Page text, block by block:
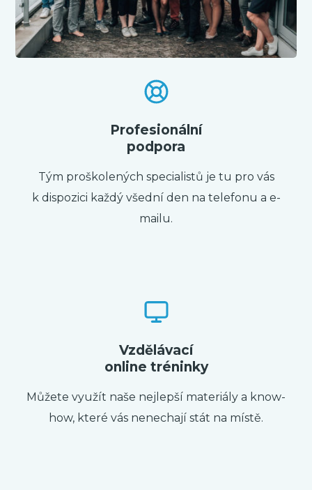
Profesionální
podpora
Tým proškolených specialistů je tu pro vás
k dispozici každý všední den na telefonu a e-
mailu.
Vzdělávací
online tréninky
Můžete využít naše nejlepší materiály a know-
how, které vás nenechají stát na místě.